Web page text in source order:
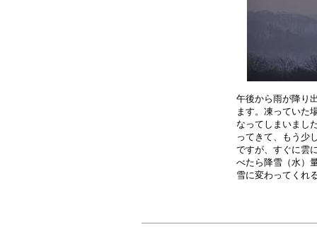
午後から雨が降り
ます。凍っていた
なってしまいまし
ってきて、もう少
ですが、すぐに雲
べたら降雪（水）